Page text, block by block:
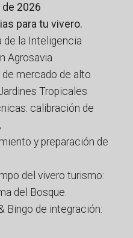
2026
para tu vivero.
de la Inteligencia
Agrosavia
de mercado de alto
Tropicales
calibración de
y preparación de
del vivero turismo:
del Bosque.
Bingo de integración: